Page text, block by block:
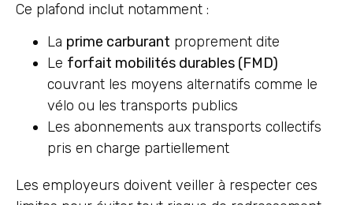
Ce plafond inclut notamment :
La prime carburant proprement dite
Le forfait mobilités durables (FMD)
couvrant les moyens alternatifs comme le
vélo ou les transports publics
Les abonnements aux transports collectifs
pris en charge partiellement
Les employeurs doivent veiller à respecter ces